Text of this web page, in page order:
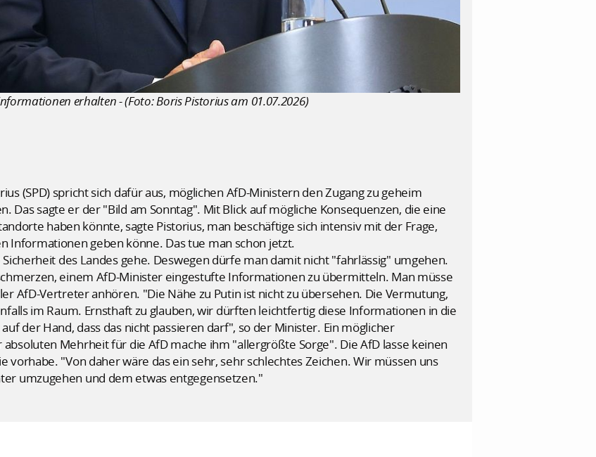
erhalten - (Foto: Boris Pistorius am 01.07.2026)
(SPD) spricht sich dafür aus, möglichen AfD-Ministern den Zugang zu geheim
sagte er der "Bild am Sonntag". Mit Blick auf mögliche Konsequenzen, die eine
haben könnte, sagte Pistorius, man beschäftige sich intensiv mit der Frage,
Informationen geben könne. Das tue man schon jetzt.
des Landes gehe. Deswegen dürfe man damit nicht "fahrlässig" umgehen.
einem AfD-Minister eingestufte Informationen zu übermitteln. Man müsse
AfD-Vertreter anhören. "Die Nähe zu Putin ist nicht zu übersehen. Die Vermutung,
im Raum. Ernsthaft zu glauben, wir dürften leichtfertig diese Informationen in die
der Hand, dass das nicht passieren darf", so der Minister. Ein möglicher
absoluten Mehrheit für die AfD mache ihm "allergrößte Sorge". Die AfD lasse keinen
vorhabe. "Von daher wäre das ein sehr, sehr schlechtes Zeichen. Wir müssen uns
umzugehen und dem etwas entgegensetzen."